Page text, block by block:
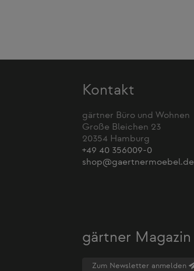
Kontakt
gärtner Büro und Wohnen
Große Bleichen 23
20354 Hamburg
+49 40 356009-0
shop@gaertnermoebel.de
gärtner Magazin
Zum Newsletter anmelden